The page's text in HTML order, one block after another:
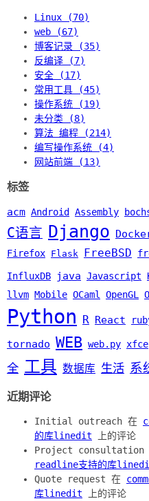
Linux (70)
web (67)
博客记录 (35)
反编译 (7)
安全 (17)
常用工具 (45)
操作系统 (19)
未分类 (8)
算法 编程 (214)
编写操作系统 (4)
网站前端 (13)
标签
acm Android Assembly
C语言 Django
Firefox Flask FreeBSD
InfluxDB java Javascript
llvm Mobile OCaml OpenGL
Python R React
tornado WEB web.py xfce
全 工具 数据库 生活 系
近期评论
Initial outreach 在
的库linedit 上的评论
Project consultation
readline支持的库
Quote request 在
库linedit 上的评论